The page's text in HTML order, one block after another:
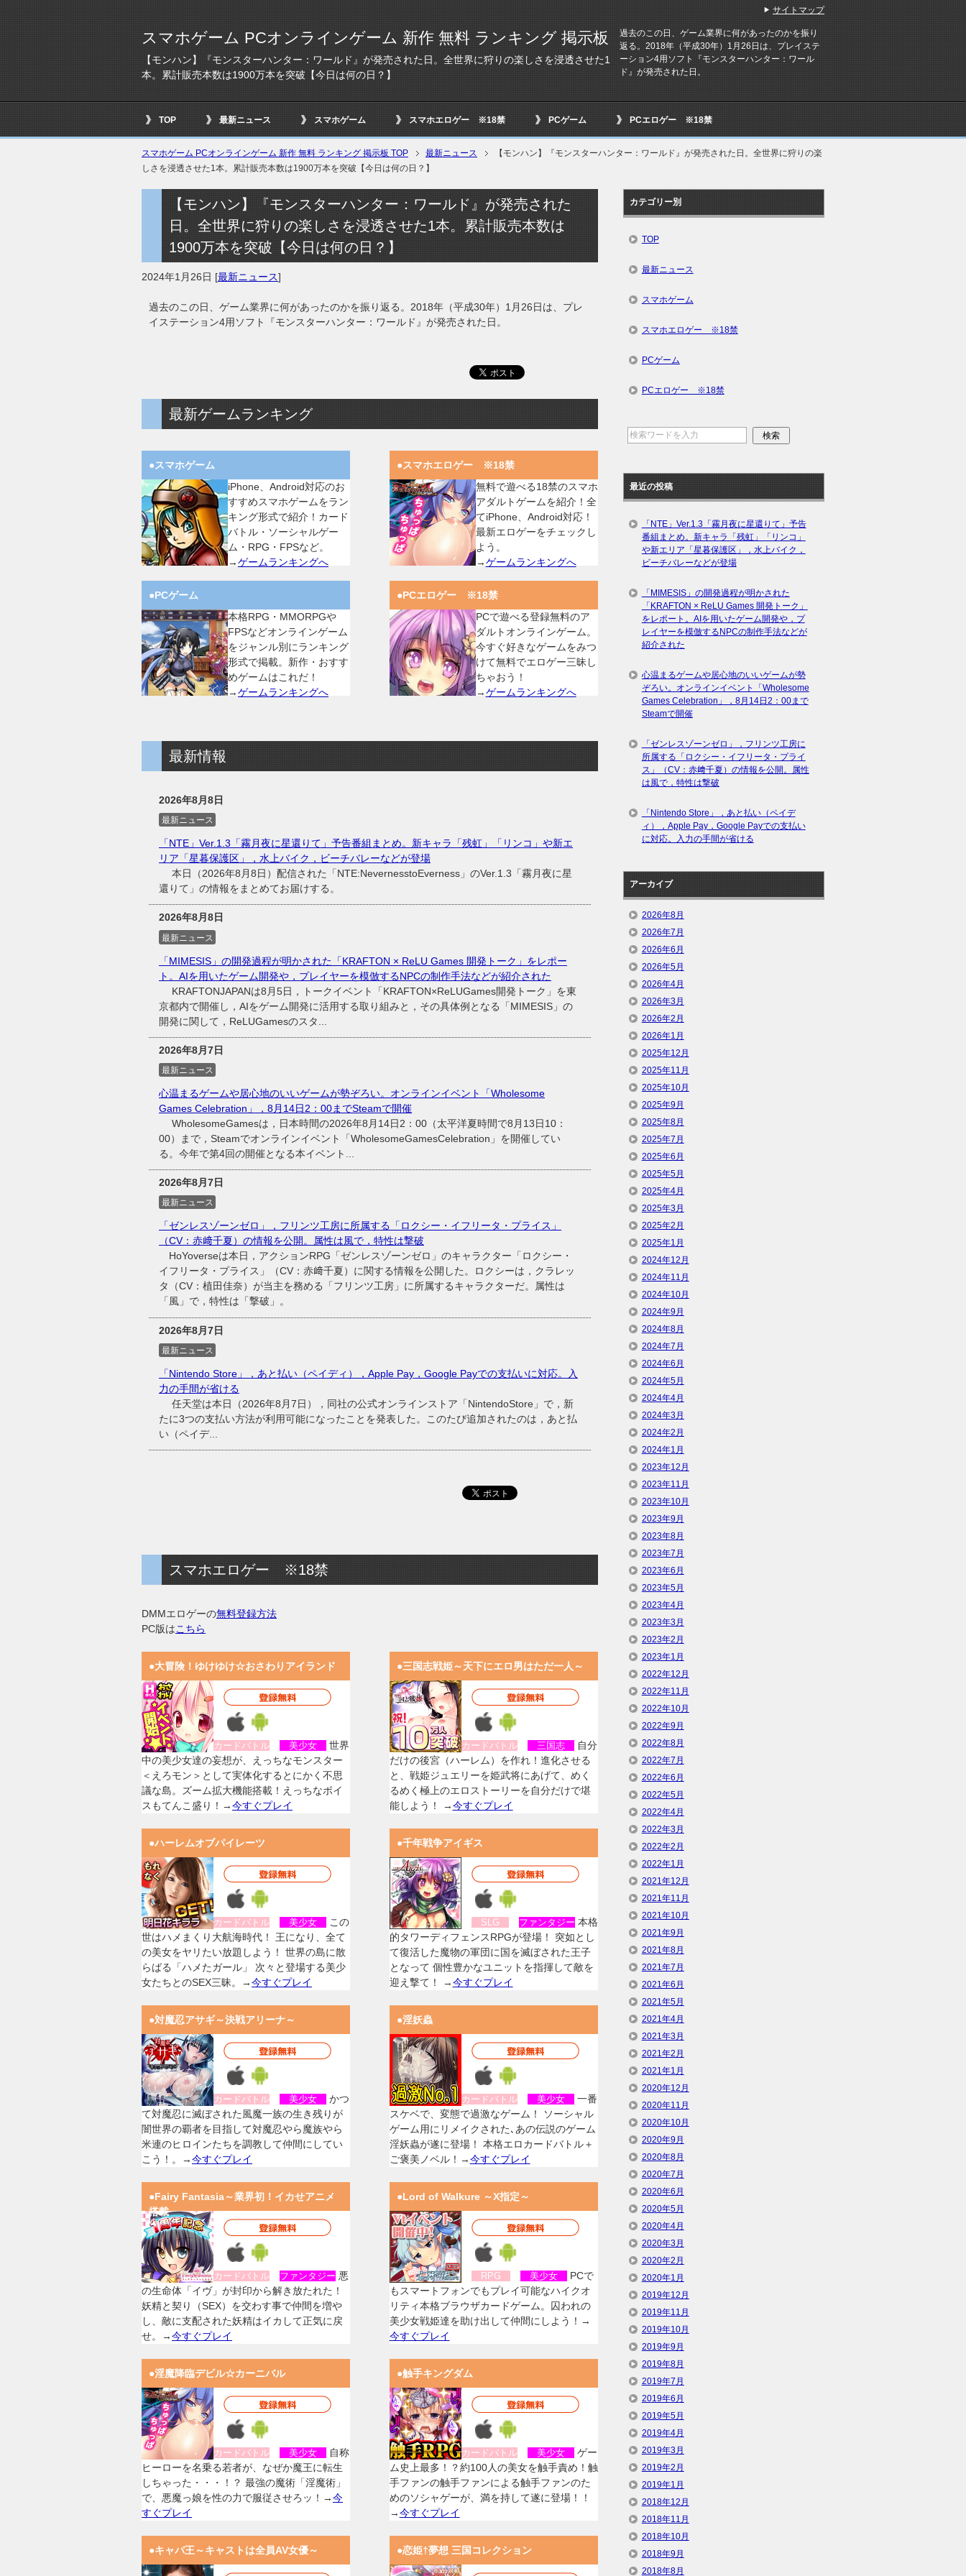
スマホゲーム PCオンラインゲーム 新作 無料 ランキング 掲示板
【モンハン】『モンスターハンター：ワールド』が発売された日。全世界に狩りの楽しさを浸透させた1
本。累計販売本数は1900万本を突破【今日は何の日？】
過去のこの日、ゲーム業界に何があったのかを振り
返る。2018年（平成30年）1月26日は、プレイステ
ーション4用ソフト『モンスターハンター：ワール
ド』が発売された日。
TOP 最新ニュース スマホゲーム スマホエロゲー ※18禁 PCゲーム PCエロゲー ※18禁
スマホゲーム PCオンラインゲーム 新作 無料 ランキング 掲示板 TOP 最新ニュース
【モンハン】『モンスターハンター：ワールド』が発売された日。全世界に狩りの楽
しさを浸透させた1本。累計販売本数は1900万本を突破【今日は何の日？】
【モンハン】『モンスターハンター：ワールド』が発売された
日。全世界に狩りの楽しさを浸透させた1本。累計販売本数は
1900万本を突破【今日は何の日？】
2024年1月26日 [最新ニュース]
過去のこの日、ゲーム業界に何があったのかを振り返る。2018年（平成30年）1月26日は、プレ
イステーション4用ソフト『モンスターハンター：ワールド』が発売された日。
最新ゲームランキング
●スマホゲーム
iPhone、Android対応のお
すすめスマホゲームをラン
キング形式で紹介！カード
バトル・ソーシャルゲー
ム・RPG・FPSなど。
→ゲームランキングへ
●スマホエロゲー ※18禁
無料で遊べる18禁のスマホ
アダルトゲームを紹介！全
てiPhone、Android対応！
最新エロゲーをチェックし
よう。
→ゲームランキングへ
●PCゲーム
本格RPG・MMORPGや
FPSなどオンラインゲーム
をジャンル別にランキング
形式で掲載。新作・おすす
めゲームはこれだ！
→ゲームランキングへ
●PCエロゲー ※18禁
PCで遊べる登録無料のア
ダルトオンラインゲーム。
今すぐ好きなゲームをみつ
けて無料でエロゲー三昧し
ちゃおう！
→ゲームランキングへ
最新情報
2026年8月8日
最新ニュース
「NTE」Ver.1.3「霧月夜に星還りて」予告番組まとめ。新キャラ「残虹」「リンコ」や新エ
リア「星暮保護区」，水上バイク，ビーチバレーなどが登場
本日（2026年8月8日）配信された「NTE:NevernesstoEverness」のVer.1.3「霧月夜に星
還りて」の情報をまとめてお届けする。
2026年8月8日
最新ニュース
「MIMESIS」の開発過程が明かされた「KRAFTON × ReLU Games 開発トーク」をレポー
ト。AIを用いたゲーム開発や，プレイヤーを模倣するNPCの制作手法などが紹介された
KRAFTONJAPANは8月5日，トークイベント「KRAFTON×ReLUGames開発トーク」を東
京都内で開催し，AIをゲーム開発に活用する取り組みと，その具体例となる「MIMESIS」の
開発に関して，ReLUGamesのスタ...
2026年8月7日
最新ニュース
心温まるゲームや居心地のいいゲームが勢ぞろい。オンラインイベント「Wholesome
Games Celebration」，8月14日2：00までSteamで開催
WholesomeGamesは，日本時間の2026年8月14日2：00（太平洋夏時間で8月13日10：
00）まで，Steamでオンラインイベント「WholesomeGamesCelebration」を開催してい
る。今年で第4回の開催となる本イベント...
2026年8月7日
最新ニュース
「ゼンレスゾーンゼロ」，フリンツ工房に所属する「ロクシー・イフリータ・プライス」
（CV：赤﨑千夏）の情報を公開。属性は風で，特性は撃破
HoYoverseは本日，アクションRPG「ゼンレスゾーンゼロ」のキャラクター「ロクシー・
イフリータ・プライス」（CV：赤﨑千夏）に関する情報を公開した。ロクシーは，クラレッ
タ（CV：植田佳奈）が当主を務める「フリンツ工房」に所属するキャラクターだ。属性は
「風」で，特性は「撃破」。
2026年8月7日
最新ニュース
「Nintendo Store」，あと払い（ペイディ），Apple Pay，Google Payでの支払いに対応。入
力の手間が省ける
任天堂は本日（2026年8月7日），同社の公式オンラインストア「NintendoStore」で，新
たに3つの支払い方法が利用可能になったことを発表した。このたび追加されたのは，あと払
い（ペイデ...
スマホエロゲー ※18禁
DMMエロゲーの無料登録方法
PC版はこちら
●大冒険！ゆけゆけ☆おさわりアイランド
カードバトル 美少女
世界
中の美少女達の妄想が、えっちなモンスター
＜えろモン＞として実体化するとにかく不思
議な島。ズーム拡大機能搭載！えっちなボイ
スもてんこ盛り！→今すぐプレイ
●三国志戦姫～天下にエロ男はただ一人～
カードバトル 三国志
自分
だけの後宮（ハーレム）を作れ！進化させる
と、戦姫ジュエリーを姫武将にあげて、めく
るめく極上のエロストーリーを自分だけで堪
能しよう！ →今すぐプレイ
●ハーレムオブパイレーツ
カードバトル 美少女
この
世はハメまくり大航海時代！ 王になり、全て
の美女をヤリたい放題しよう！ 世界の島に散
らばる「ハメたガール」 次々と登場する美少
女たちとのSEX三昧。→今すぐプレイ
●千年戦争アイギス
SLG ファンタジー 本格
的タワーディフェンスRPGが登場！ 突如とし
て復活した魔物の軍団に国を滅ぼされた王子
となって 個性豊かなユニットを指揮して敵を
迎え撃て！ →今すぐプレイ
●対魔忍アサギ～決戦アリーナ～
カードバトル 美少女
かつ
て対魔忍に滅ぼされた風魔一族の生き残りが
闇世界の覇者を目指して対魔忍やら魔族やら
米連のヒロインたちを調教して仲間にしてい
こう！。→今すぐプレイ
●淫妖蟲
カードバトル 美少女
一番
スケベで、変態で過激なゲーム！ ソーシャル
ゲーム用にリメイクされた､あの伝説のゲーム
淫妖蟲が遂に登場！ 本格エロカードバトル＋
ご褒美ノベル！→今すぐプレイ
●Fairy Fantasia～業界初！イカせアニメ
搭載
カードバトル ファンタジー 悪
の生命体「イヴ」が封印から解き放たれた！
妖精と契り（SEX）を交わす事で仲間を増や
し、敵に支配された妖精はイカして正気に戻
せ。→今すぐプレイ
●Lord of Walkure ～X指定～
RPG 美少女
PCで
もスマートフォンでもプレイ可能なハイクオ
リティ本格ブラウザカードゲーム。囚われの
美少女戦姫達を助け出して仲間にしよう！→
今すぐプレイ
●淫魔降臨デビル☆カーニバル
カードバトル 美少女
自称
ヒーローを名乗る若者が、なぜか魔王に転生
しちゃった・・・！？ 最強の魔術「淫魔術」
で、悪魔っ娘を性の力で服従させろッ！→今
すぐプレイ
●触手キングダム
カードバトル 美少女
ゲー
ム史上最多！？約100人の美女を触手責め！触
手ファンの触手ファンによる触手ファンのた
めのソシャゲーが、満を持して遂に登場！！
→今すぐプレイ
●キャバ王～キャストは全員AV女優～ ●恋姫†夢想 三国コレクション
カテゴリー別
TOP
最新ニュース
スマホゲーム
スマホエロゲー ※18禁
PCゲーム
PCエロゲー ※18禁
最近の投稿
「NTE」Ver.1.3「霧月夜に星還りて」予告
番組まとめ。新キャラ「残虹」「リンコ」
や新エリア「星暮保護区」，水上バイク，
ビーチバレーなどが登場
「MIMESIS」の開発過程が明かされた
「KRAFTON × ReLU Games 開発トーク」
をレポート。AIを用いたゲーム開発や，プ
レイヤーを模倣するNPCの制作手法などが
紹介された
心温まるゲームや居心地のいいゲームが勢
ぞろい。オンラインイベント「Wholesome
Games Celebration」，8月14日2：00まで
Steamで開催
「ゼンレスゾーンゼロ」，フリンツ工房に
所属する「ロクシー・イフリータ・プライ
ス」（CV：赤﨑千夏）の情報を公開。属性
は風で，特性は撃破
「Nintendo Store」，あと払い（ペイデ
ィ），Apple Pay，Google Payでの支払い
に対応。入力の手間が省ける
アーカイブ
2026年8月
2026年7月
2026年6月
2026年5月
2026年4月
2026年3月
2026年2月
2026年1月
2025年12月
2025年11月
2025年10月
2025年9月
2025年8月
2025年7月
2025年6月
2025年5月
2025年4月
2025年3月
2025年2月
2025年1月
2024年12月
2024年11月
2024年10月
2024年9月
2024年8月
2024年7月
2024年6月
2024年5月
2024年4月
2024年3月
2024年2月
2024年1月
2023年12月
2023年11月
2023年10月
2023年9月
2023年8月
2023年7月
2023年6月
2023年5月
2023年4月
2023年3月
2023年2月
2023年1月
2022年12月
2022年11月
2022年10月
2022年9月
2022年8月
2022年7月
2022年6月
2022年5月
2022年4月
2022年3月
2022年2月
2022年1月
2021年12月
2021年11月
2021年10月
2021年9月
2021年8月
2021年7月
2021年6月
2021年5月
2021年4月
2021年3月
2021年2月
2021年1月
2020年12月
2020年11月
2020年10月
2020年9月
2020年8月
2020年7月
2020年6月
2020年5月
2020年4月
2020年3月
2020年2月
2020年1月
2019年12月
2019年11月
2019年10月
2019年9月
2019年8月
2019年7月
2019年6月
2019年5月
2019年4月
2019年3月
2019年2月
2019年1月
2018年12月
2018年11月
2018年10月
2018年9月
2018年8月
サイトマップ